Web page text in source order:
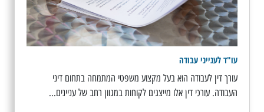
עו"ד לענייני עבודה
עורך דין לעבודה הוא בעל מקצוע משפטי המתמחה בתחום דיני
העבודה. עורכי דין אלו מייצגים לקוחות במגוון רחב של עניינים...